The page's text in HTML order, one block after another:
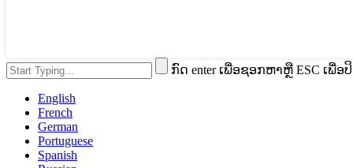
ກົດ enter ເພື່ອຊອກຫາຫຼື ESC ເພື່ອ
English
French
German
Portuguese
Spanish